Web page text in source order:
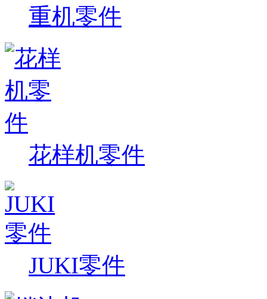
重机零件
花样机零件
JUKI零件